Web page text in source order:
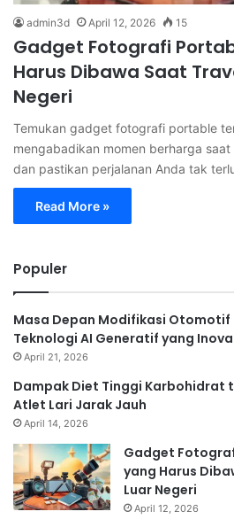
admin3d April 12, 2026 15
Gadget Fotografi
Harus Dibawa Saat
Negeri
Temukan gadget fotografi portable
mengabadikan momen berharga
dan pastikan perjalanan Anda tak
Read More »
Populer
Masa Depan Modifikasi Otomotif
Teknologi AI Generatif yang
April 21, 2026
Dampak Diet Tinggi Karbohidrat
Atlet Lari Jarak Jauh
April 14, 2026
Gadget
yang Harus
Luar Negeri
April 12, 2026